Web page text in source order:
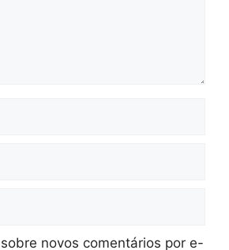
novos comentários por e-